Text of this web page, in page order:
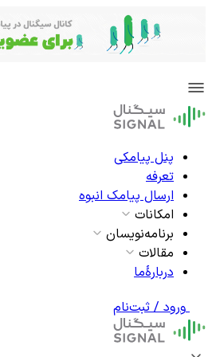
پنل پیامکی
تعرفه
ارسال پیامک انبوه
امکانات
برنامه‌نویسان
مقالات
دربارۀما
ورود / ثبت‌نام